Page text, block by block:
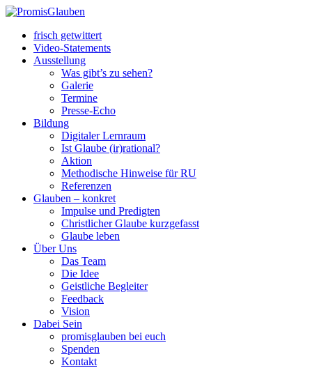
frisch getwittert
Video-Statements
Ausstellung
Was gibt’s zu sehen?
Galerie
Termine
Presse-Echo
Bildung
Digitaler Lernraum
Ist Glaube (ir)rational?
Aktion
Methodische Hinweise für RU
Referenzen
Glauben – konkret
Impulse und Predigten
Christlicher Glaube kurzgefasst
Glaube leben
Über Uns
Das Team
Die Idee
Geistliche Begleiter
Feedback
Vision
Dabei Sein
promisglauben bei euch
Spenden
Kontakt